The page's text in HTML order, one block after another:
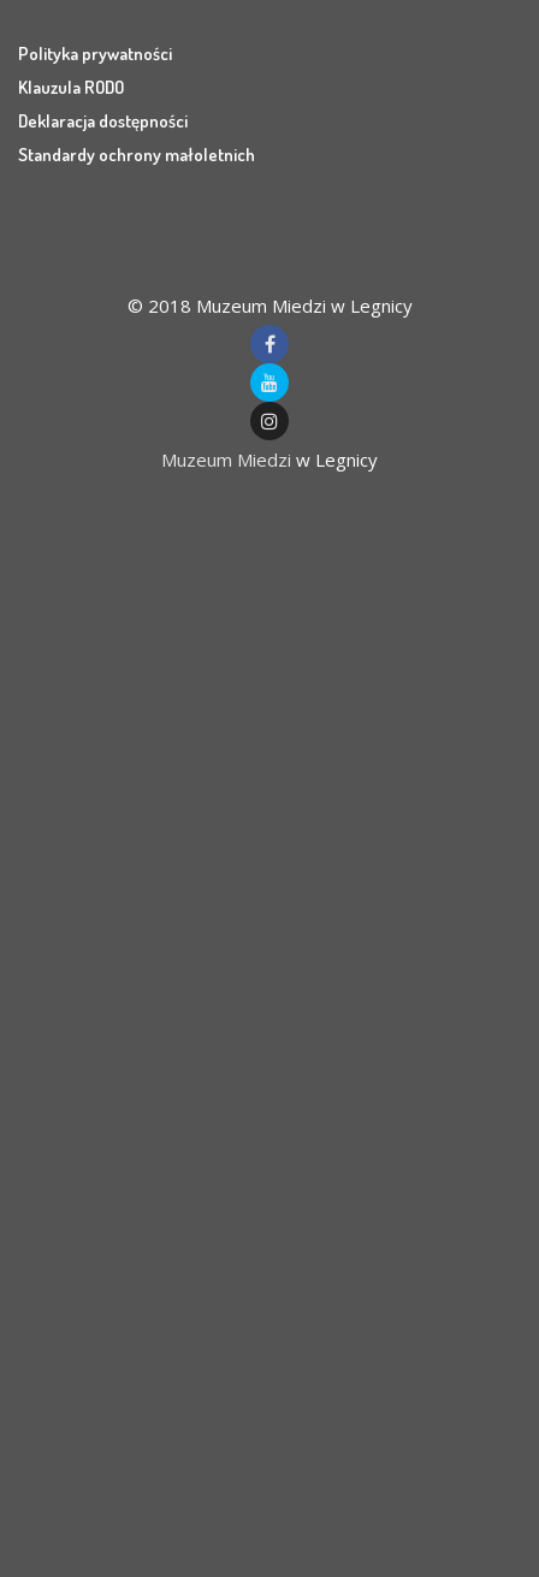
Polityka prywatności
Klauzula RODO
Deklaracja dostępności
Standardy ochrony małoletnich
© 2018 Muzeum Miedzi w Legnicy
Muzeum Miedzi w Legnicy